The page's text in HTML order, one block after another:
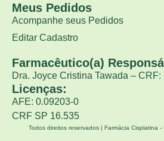
Meus Pedidos
Acompanhe seus Pedidos
Editar Cadastro
Farmacêutico(a)
Dra. Joyce Cristina Tawada – CRF:
Licenças:
AFE: 0.09203-0
CRF SP 16.535
Todos direitos reservados | Farmácia Cisplatina